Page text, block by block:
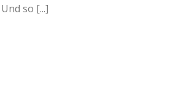
so [...]